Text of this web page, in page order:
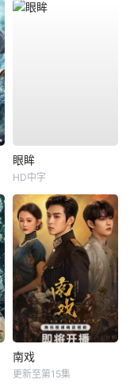
眼眸
HD中字
南戏
更新至第15集